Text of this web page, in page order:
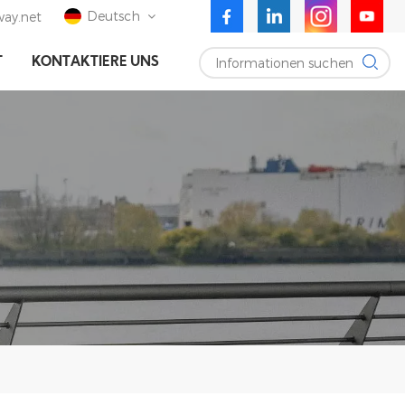
Deutsch
English
Español
KONTAKTIERE UNS Informationen suchen